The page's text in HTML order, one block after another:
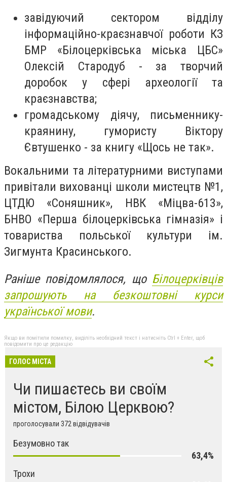
завідуючий сектором відділу
інформаційно-краєзнавчої роботи КЗ
БМР «Білоцерківська міська ЦБС»
Олексій Стародуб - за творчий
доробок у сфері археології та
краєзнавства;
громадському діячу, письменнику-
краянину, гумористу Віктору
Євтушенко - за книгу «Щось не так».
Вокальними та літературними виступами
привітали вихованці школи мистецтв №1,
ЦТДЮ «Соняшник», НВК «Міцва-613»,
БНВО «Перша білоцерківська гімназія» і
товариства польської культури ім.
Зигмунта Красинського.
Раніше повідомлялося, що Білоцерківців
запрошують на безкоштовні курси
української мови.
Якщо ви помітили помилку, виділіть необхідний текст і натисніть Ctrl + Enter, щоб
повідомити про це редакцію
ГОЛОС МІСТА
Чи пишаєтесь ви своїм
містом, Білою Церквою?
проголосували 372 відвідувачів
Безумовно так
63,4%
Трохи